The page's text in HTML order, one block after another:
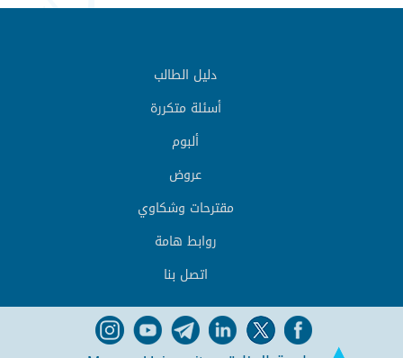
دليل الطالب
أسئلة متكررة
ألبوم
عروض
مقترحات وشكاوي
روابط هامة
اتصل بنا